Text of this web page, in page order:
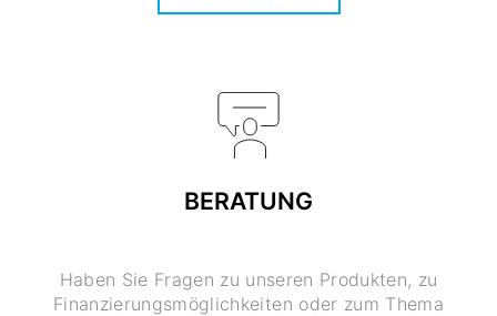
BERATUNG
Haben Sie Fragen zu unseren Produkten, zu
Finanzierungsmöglichkeiten oder zum Thema